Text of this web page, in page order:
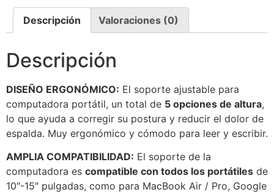
Descripción Valoraciones (0)
Descripción
DISEÑO ERGONÓMICO: El soporte ajustable para
computadora portátil, un total de 5 opciones de altura,
lo que ayuda a corregir su postura y reducir el dolor de
espalda. Muy ergonómico y cómodo para leer y escribir.
AMPLIA COMPATIBILIDAD: El soporte de la
computadora es compatible con todos los portátiles de
10″-15″ pulgadas, como para MacBook Air / Pro, Google